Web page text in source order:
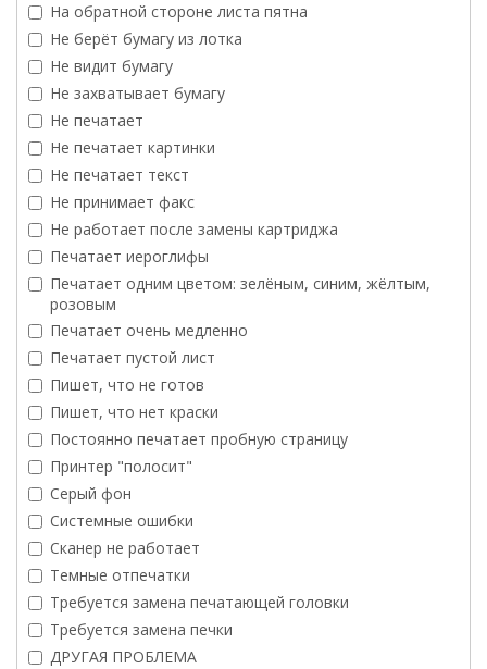
На обратной стороне листа пятна
Не берёт бумагу из лотка
Не видит бумагу
Не захватывает бумагу
Не печатает
Не печатает картинки
Не печатает текст
Не принимает факс
Не работает после замены картриджа
Печатает иероглифы
Печатает одним цветом: зелёным, синим, жёлтым,
розовым
Печатает очень медленно
Печатает пустой лист
Пишет, что не готов
Пишет, что нет краски
Постоянно печатает пробную страницу
Принтер "полосит"
Серый фон
Системные ошибки
Сканер не работает
Темные отпечатки
Требуется замена печатающей головки
Требуется замена печки
ДРУГАЯ ПРОБЛЕМА